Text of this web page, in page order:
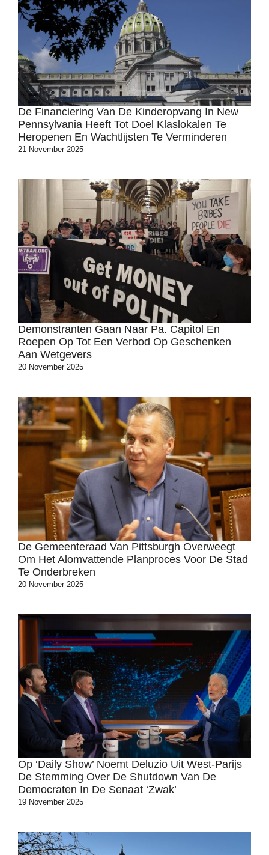
De Financiering Van De Kinderopvang In New
Pennsylvania Heeft Tot Doel Klaslokalen Te
Heropenen En Wachtlijsten Te Verminderen
21 November 2025
Demonstranten Gaan Naar Pa. Capitol En
Roepen Op Tot Een Verbod Op Geschenken
Aan Wetgevers
20 November 2025
De Gemeenteraad Van Pittsburgh Overweegt
Om Het Alomvattende Planproces Voor De Stad
Te Onderbreken
20 November 2025
Op ‘Daily Show’ Noemt Deluzio Uit West-Parijs
De Stemming Over De Shutdown Van De
Democraten In De Senaat ‘zwak’
19 November 2025